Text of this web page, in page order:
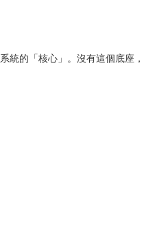
「核心」。沒有這個底座